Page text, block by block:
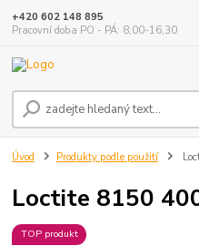
+420 602 148 895
Pracovní doba PO - PÁ: 8,00-16,30
Úvod Produkty podle použití
Loctite 8150
TOP produkt